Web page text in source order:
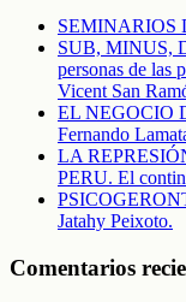
SEMINARIOS
SUB, MINUS,
personas de las
Vicent San
EL NEGOCIO
Fernando
LA
PERU. El
Jatahy Peixoto.
Comentarios